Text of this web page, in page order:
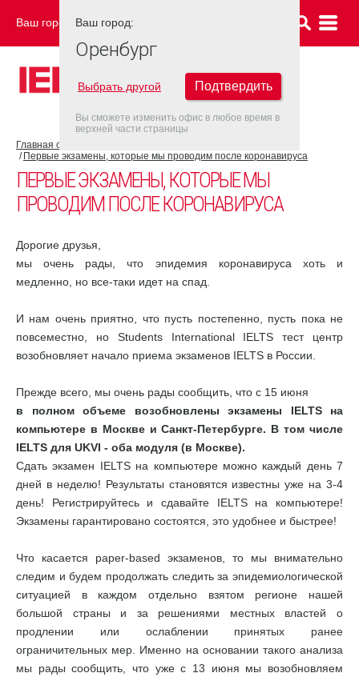
Ваш город: ОРЕНБУРГ
Главная страница
Первые экзамены, которые мы проводим после коронавируса
ПЕРВЫЕ ЭКЗАМЕНЫ, КОТОРЫЕ МЫ
ПРОВОДИМ ПОСЛЕ КОРОНАВИРУСА
Дорогие друзья,
мы очень рады, что эпидемия коронавируса хоть и
медленно, но все-таки идет на спад.
И нам очень приятно, что пусть постепенно, пусть пока не
повсеместно, но Students International IELTS тест центр
возобновляет начало приема экзаменов IELTS в России.
Прежде всего, мы очень рады сообщить, что с 15 июня
в полном объеме возобновлены экзамены IELTS на
компьютере в Москве и Санкт-Петербурге. В том числе
IELTS для UKVI - оба модуля (в Москве).
Сдать экзамен IELTS на компьютере можно каждый день 7
дней в неделю! Результаты становятся известны уже на 3-4
день! Регистрируйтесь и сдавайте IELTS на компьютере!
Экзамены гарантировано состоятся, это удобнее и быстрее!
Что касается paper-based экзаменов, то мы внимательно
следим и будем продолжать следить за эпидемиологической
ситуацией в каждом отдельно взятом регионе нашей
большой страны и за решениями местных властей о
продлении или ослаблении принятых ранее
ограничительных мер. Именно на основании такого анализа
мы рады сообщить, что уже с 13 июня мы возобновляем
Ваш город:
Оренбург
Выбрать другой Подтвердить
Вы сможете изменить офис в любое время в
верхней части страницы